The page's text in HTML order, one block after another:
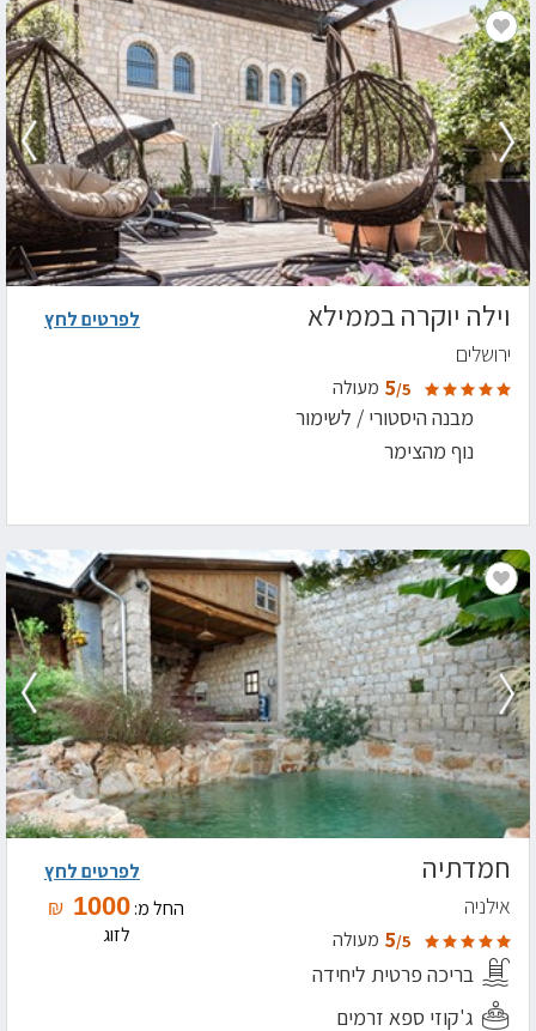
וילה יוקרה בממילא
ירושלים
5/5 מעולה
מבנה היסטורי / לשימור
נוף מהצימר
לפרטים לחץ
חמדתיה
אילניה
5/5 מעולה
בריכה פרטית ליחידה
ג'קוזי ספא זרמים
החל מ:1000
₪
לזוג
לפרטים לחץ